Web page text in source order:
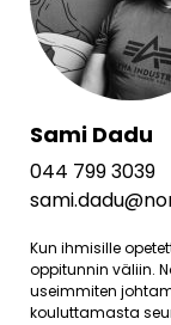
Sami Dadu
044 799 3039
Kun ihmisille
oppitunnin väliin.
useimmiten
kouluttamasta